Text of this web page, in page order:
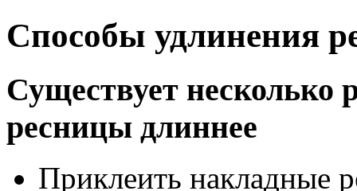
Способы удлинения
Существует несколько
ресницы длиннее
Приклеить накладные